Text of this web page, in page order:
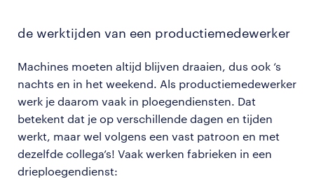
de werktijden van een productiemedewerker
Machines moeten altijd blijven draaien, dus ook ‘s
nachts en in het weekend. Als productiemedewerker
werk je daarom vaak in ploegendiensten. Dat
betekent dat je op verschillende dagen en tijden
werkt, maar wel volgens een vast patroon en met
dezelfde collega’s! Vaak werken fabrieken in een
drieploegendienst: